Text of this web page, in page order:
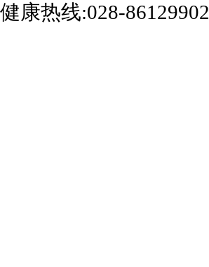
健康热线:028-86129902